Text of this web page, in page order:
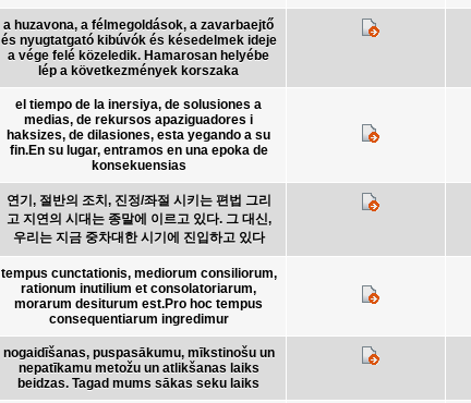
a huzavona, a félmegoldások, a zavarbaejtő
és nyugtatgató kibúvók és késedelmek ideje
a vége felé közeledik. Hamarosan helyébe
lép a következmények korszaka
el tiempo de la inersiya, de solusiones a
medias, de rekursos apaziguadores i
haksizes, de dilasiones, esta yegando a su
fin.En su lugar, entramos en una epoka de
konsekuensias
연기, 절반의 조치, 진정/좌절 시키는 편법 그리
고 지연의 시대는 종말에 이르고 있다. 그 대신,
우리는 지금 중차대한 시기에 진입하고 있다
tempus cunctationis, mediorum consiliorum,
rationum inutilium et consolatoriarum,
morarum desiturum est.Pro hoc tempus
consequentiarum ingredimur
nogaidīšanas, puspasākumu, mīkstinošu un
nepatīkamu metožu un atlikšanas laiks
beidzas. Tagad mums sākas seku laiks